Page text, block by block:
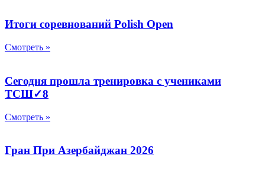
Итоги соревнований Polish Open
Смотреть »
Сегодня прошла тренировка с учениками
ТСШ✓8
Смотреть »
Гран При Азербайджан 2026